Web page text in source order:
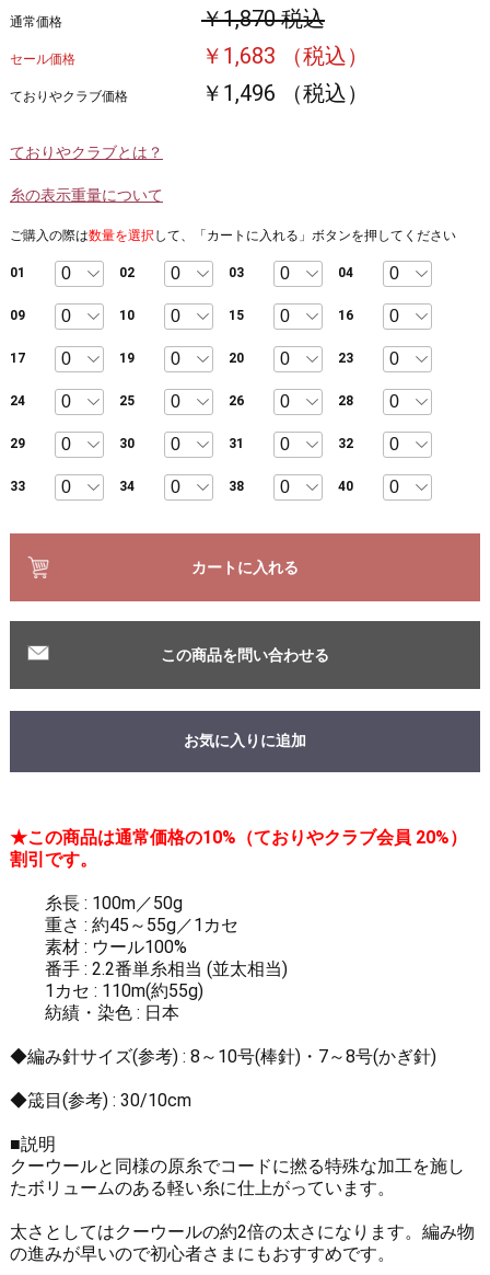
通常価格 ￥1,870 税込
セール価格 ￥1,683 （税込）
ておりやクラブ価格 ￥1,496 （税込）
ておりやクラブとは？
糸の表示重量について
ご購入の際は数量を選択 して、「カートに入れる」ボタンを押してください
01 02 03 04
09 10 15 16
17 19 20 23
24 25 26 28
29 30 31 32
33 34 38 40
カートに入れる
この商品を問い合わせる
お気に入りに追加
★この商品は通常価格の10%（ておりやクラブ会員 20%）
割引です。
糸長 : 100m／50g
重さ : 約45～55g／1カセ
素材 : ウール100%
番手 : 2.2番単糸相当 (並太相当)
1カセ : 110m(約55g)
紡績・染色 : 日本
◆編み針サイズ(参考) : 8～10号(棒針)・7～8号(かぎ針)
◆筬目(参考) : 30/10cm
■説明
クーウールと同様の原糸でコードに撚る特殊な加工を施し
たボリュームのある軽い糸に仕上がっています。
太さとしてはクーウールの約2倍の太さになります。編み物
の進みが早いので初心者さまにもおすすめです。